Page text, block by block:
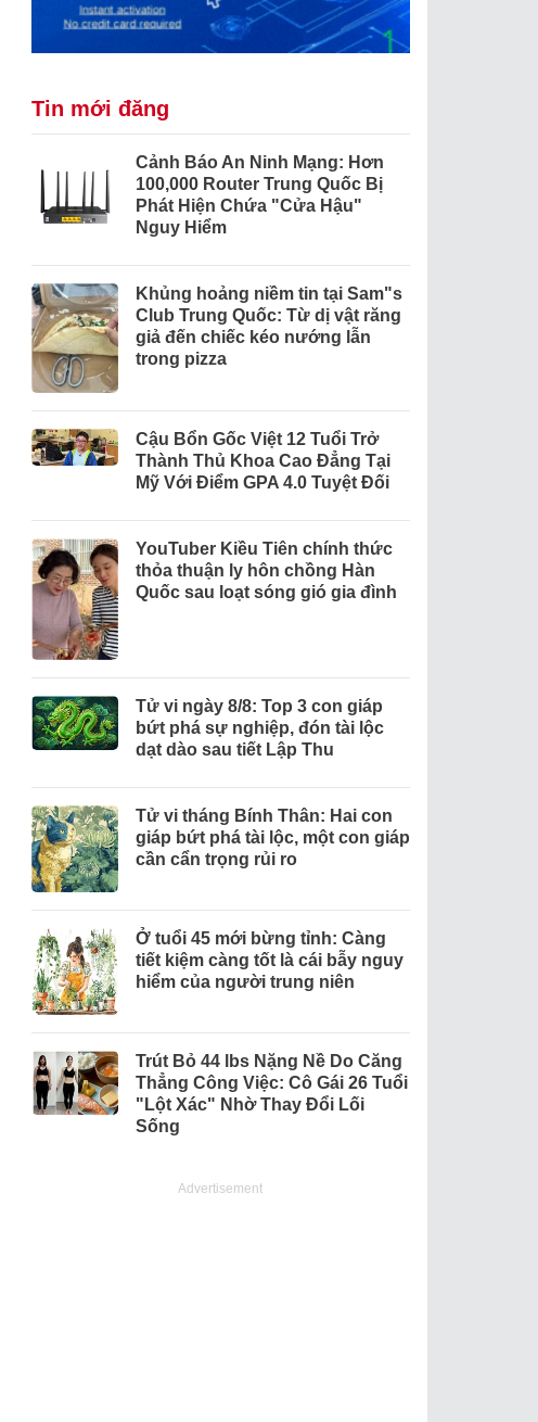
Tin mới đăng
Cảnh Báo An Ninh Mạng: Hơn
100,000 Router Trung Quốc Bị
Phát Hiện Chứa "Cửa Hậu"
Nguy Hiểm
Khủng hoảng niềm tin tại Sam"s
Club Trung Quốc: Từ dị vật răng
giả đến chiếc kéo nướng lẫn
trong pizza
Cậu Bổn Gốc Việt 12 Tuổi Trở
Thành Thủ Khoa Cao Đẳng Tại
Mỹ Với Điểm GPA 4.0 Tuyệt Đối
YouTuber Kiều Tiên chính thức
thỏa thuận ly hôn chồng Hàn
Quốc sau loạt sóng gió gia đình
Tử vi ngày 8/8: Top 3 con giáp
bứt phá sự nghiệp, đón tài lộc
dạt dào sau tiết Lập Thu
Tử vi tháng Bính Thân: Hai con
giáp bứt phá tài lộc, một con giáp
cần cẩn trọng rủi ro
Ở tuổi 45 mới bừng tỉnh: Càng
tiết kiệm càng tốt là cái bẫy nguy
hiểm của người trung niên
Trút Bỏ 44 lbs Nặng Nề Do Căng
Thẳng Công Việc: Cô Gái 26 Tuổi
"Lột Xác" Nhờ Thay Đổi Lối
Sống
Advertisement